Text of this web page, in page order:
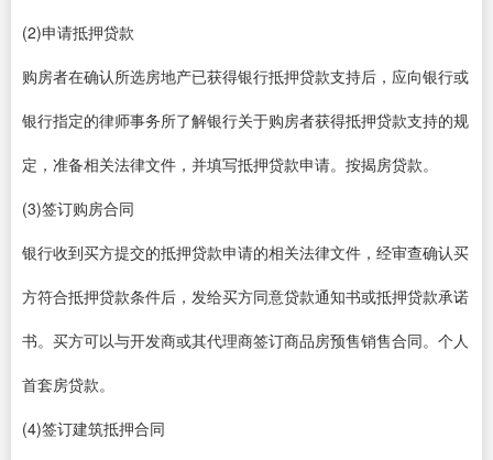
(2)申请抵押贷款
购房者在确认所选房地产已获得银行抵押贷款支持后，应向银行或
银行指定的律师事务所了解银行关于购房者获得抵押贷款支持的规
定，准备相关法律文件，并填写抵押贷款申请。按揭房贷款。
(3)签订购房合同
银行收到买方提交的抵押贷款申请的相关法律文件，经审查确认买
方符合抵押贷款条件后，发给买方同意贷款通知书或抵押贷款承诺
书。买方可以与开发商或其代理商签订商品房预售销售合同。个人
首套房贷款。
(4)签订建筑抵押合同